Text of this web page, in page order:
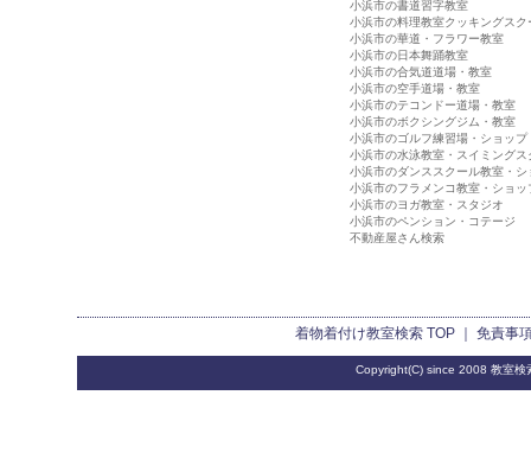
小浜市の書道習字教室
小浜市の料理教室クッキングスク
小浜市の華道・フラワー教室
小浜市の日本舞踊教室
小浜市の合気道道場・教室
小浜市の空手道場・教室
小浜市のテコンドー道場・教室
小浜市のボクシングジム・教室
小浜市のゴルフ練習場・ショップ
小浜市の水泳教室・スイミングス
小浜市のダンススクール教室・シ
小浜市のフラメンコ教室・ショッ
小浜市のヨガ教室・スタジオ
小浜市のペンション・コテージ
不動産屋さん検索
着物着付け教室検索TOP ｜ 免責事
Copyright(C) since 2008 教室検